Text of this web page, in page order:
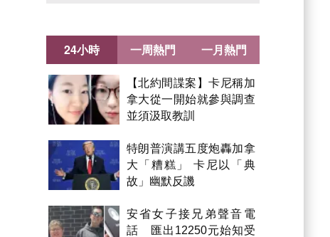
24小時
【北約間諜案】卡尼稱加
拿大從一開始就參與調查
並須汲取教訓
特朗普演講五度炮轟加拿
大「糟糕」 卡尼以「典
故」幽默反譏
安省女子接兄弟聲音電
話 匯出12250元始知受
一周熱門 一月熱門